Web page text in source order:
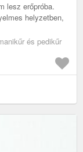
lesz erőpróba.
helyzetben,
és pedikűr